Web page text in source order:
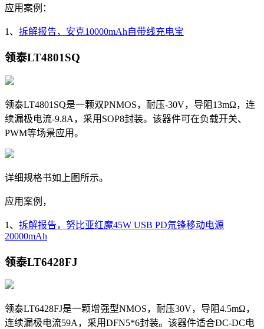
应用案例：
1、 拆解报告，安克10000mAh自带线充电宝
领泰LT4801SQ
领泰LT4801SQ是一颗双PNMOS，耐压-30V，导阻13mΩ， 连
续漏极电流-9.8A，采用 SOP8封装。该器件可在负载开关、
PWM等场景应用。
详细规格书如上图所示。
应用案例，
1、 拆解报告，努比亚红魔45W USB PD氘锋移动电源
20000mAh
领泰LT6428FJ
领泰LT6428FJ是一颗增强型NMOS，耐压30V，导阻4.5mΩ，
连续漏极电流59A，采用DFN5*6封装。该器件适合DC-DC电